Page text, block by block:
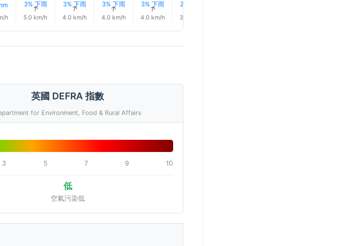
h
3% 下雨
↑
5.0 km/h
3% 下雨
↑
4.0 km/h
3% 下雨
↑
4.0 km/h
3% 下雨
↑
4.0 km/h
2% 下雨
3.0 km/h
英國 DEFRA 指數
for Environment, Food & Rural Affairs
3 5 7 9 10
低
空氣污染低